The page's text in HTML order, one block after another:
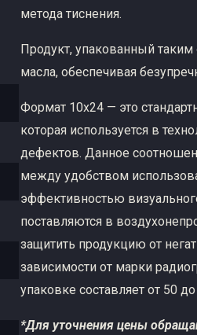
метода тиснения.
Продукт, упакованный
масла, обеспечивая
Формат 10х24 — это
которая используется в
дефектов. Данное
между удобством
эффективностью
поставляются в
защитить продукцию от
зависимости от марки
упаковке составляет от 50
*Для уточнения цены